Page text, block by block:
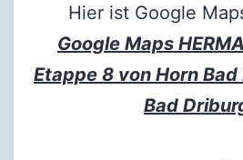
Hier ist Google
Google Maps
Etappe 8 von Horn
Bad